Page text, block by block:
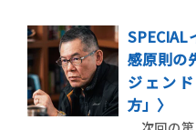
感原則の
ジェン
方」〉